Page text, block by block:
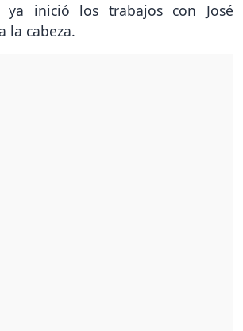
ya inició los trabajos con José
la cabeza.